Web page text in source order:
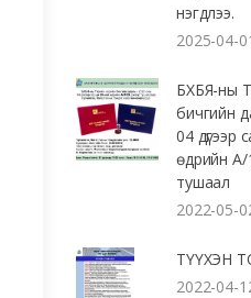
нэгдлээ.
2025-04-
БХБЯ-ны
бичгийн
04 дүгээр
өдрийн А/
тушаал
2022-05-
ТҮҮХЭН
2022-04-